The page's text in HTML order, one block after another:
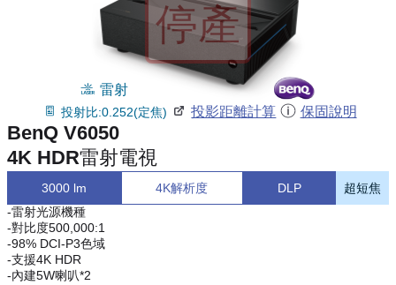
雷射
投射比:0.252(定焦) 投影距離計算 保固說明
BenQ V6050
4K HDR雷射電視
3000 lm 4K解析度 DLP
超短焦
-雷射光源機種
-對比度500,000:1
-98% DCI-P3色域
-支援4K HDR
-內建5W喇叭*2